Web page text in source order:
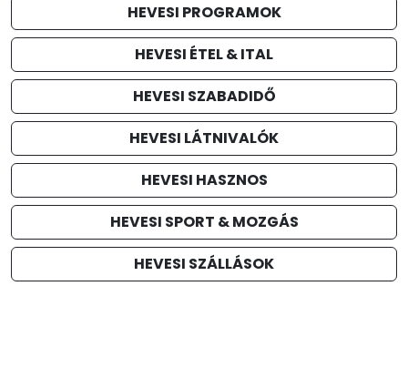
HEVESI PROGRAMOK
HEVESI ÉTEL & ITAL
HEVESI SZABADIDŐ
HEVESI LÁTNIVALÓK
HEVESI HASZNOS
HEVESI SPORT & MOZGÁS
HEVESI SZÁLLÁSOK